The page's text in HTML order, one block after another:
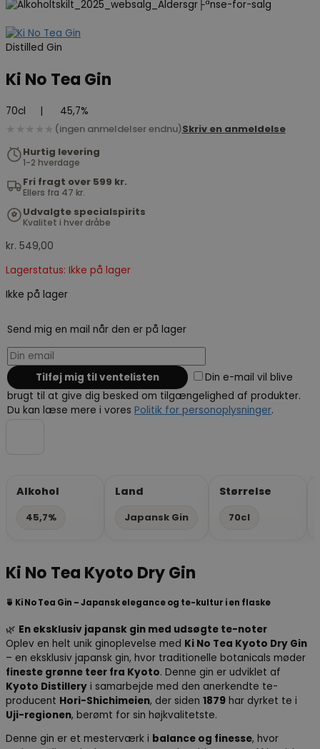
Distilled Gin
Ki No Tea Gin
70cl 45,7%
★★★★★ (ingen anmeldelser endnu)Skriv en anmeldelse
Hurtig levering
1-2 hverdage
Fri fragt over 599 kr.
Ellers fra 47 kr.
Udvalgte specialspirits
Kvalitet i hver dråbe
kr. 549,00
Lagerstatus: Ikke på lager
Ikke på lager
Send mig en mail når den er på lager
Din e-mail vil blive
brugt til at give dig besked om tilgængelighed af produkter.
Du kan læse mere i vores Politik for personoplysninger.
Alkohol
45,7%
Land
Japansk Gin
Størrelse
70cl
Ki No Tea Kyoto Dry Gin
🍵 Ki No Tea Gin – Japansk elegance og te-kultur i en flaske
🌿 En eksklusiv japansk gin med udsøgte te-noter
Oplev en helt unik ginoplevelse med Ki No Tea Kyoto Dry Gin
– en eksklusiv japansk gin, hvor traditionelle botanicals møder
fineste grønne teer fra Kyoto. Denne gin er udviklet af
Kyoto Distillery i samarbejde med den anerkendte te-
producent Hori-Shichimeien, der siden 1879 har dyrket te i
Uji-regionen, berømt for sin højkvalitetste.
Denne gin er et mesterværk i balance og finesse, hvor